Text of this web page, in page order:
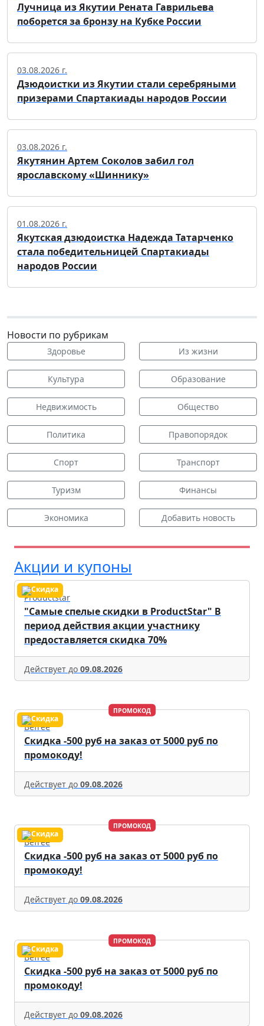
Лучница из Якутии Рената Гаврильева
поборется за бронзу на Кубке России
03.08.2026 г.
Дзюдоистки из Якутии стали серебряными
призерами Спартакиады народов России
03.08.2026 г.
Якутянин Артем Соколов забил гол
ярославскому «Шиннику»
01.08.2026 г.
Якутская дзюдоистка Надежда Татарченко
стала победительницей Спартакиады
народов России
Новости по рубрикам
Здоровье Из жизни
Культура Образование
Недвижимость Общество
Политика Правопорядок
Спорт Транспорт
Туризм Финансы
Экономика Добавить новость
Акции и купоны
Productstar
"Самые спелые скидки в ProductStar" В
период действия акции участнику
предоставляется скидка 70%
Действует до 09.08.2026
ПРОМОКОД
Befree
Скидка -500 руб на заказ от 5000 руб по
промокоду!
Действует до 09.08.2026
ПРОМОКОД
Befree
Скидка -500 руб на заказ от 5000 руб по
промокоду!
Действует до 09.08.2026
ПРОМОКОД
Befree
Скидка -500 руб на заказ от 5000 руб по
промокоду!
Действует до 09.08.2026